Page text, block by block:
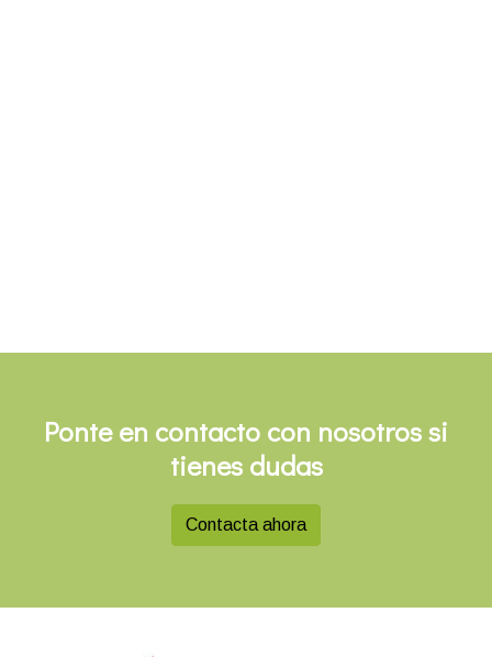
Ponte en contacto con nosotros si
tienes dudas
Contacta ahora